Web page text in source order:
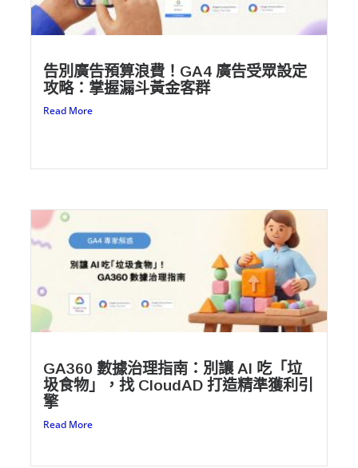
告別廣告預算浪費！GA4 廣告受眾設定
攻略：掌握漏斗黃金客群
Read More
GA360 數據治理指南：別讓 AI 吃「垃
圾食物」，找 CloudAD 打造精準獲利引
擎
Read More